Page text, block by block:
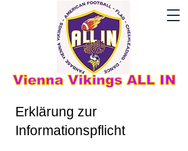
Erklärung zur
Informationspflicht